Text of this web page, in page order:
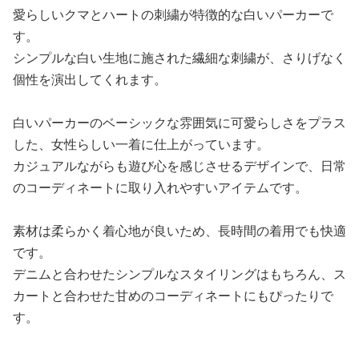
愛らしいクマとハートの刺繍が特徴的な白いパーカーで
す。
シンプルな白い生地に施された繊細な刺繍が、さりげなく
個性を演出してくれます。
白いパーカーのベーシックな雰囲気に可愛らしさをプラス
した、女性らしい一着に仕上がっています。
カジュアルながらも遊び心を感じさせるデザインで、日常
のコーディネートに取り入れやすいアイテムです。
素材は柔らかく着心地が良いため、長時間の着用でも快適
です。
デニムと合わせたシンプルなスタイリングはもちろん、ス
カートと合わせた甘めのコーディネートにもぴったりで
す。